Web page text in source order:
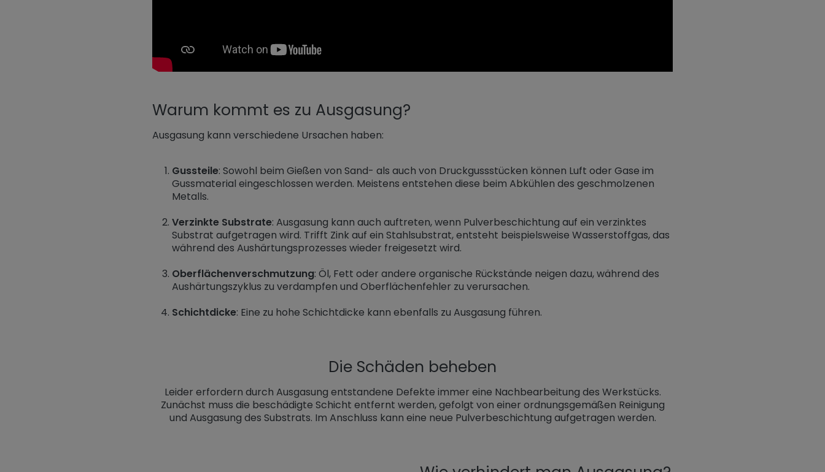
Warum kommt es zu Ausgasung?
Ausgasung kann verschiedene Ursachen haben:
Gussteile: Sowohl beim Gießen von Sand- als auch von Druckgussstücken können Luft oder Gase im
Gussmaterial eingeschlossen werden. Meistens entstehen diese beim Abkühlen des geschmolzenen
Metalls.
Verzinkte Substrate: Ausgasung kann auch auftreten, wenn Pulverbeschichtung auf ein verzinktes
Substrat aufgetragen wird. Trifft Zink auf ein Stahlsubstrat, entsteht beispielsweise Wasserstoffgas, das
während des Aushärtungsprozesses wieder freigesetzt wird.
Oberflächenverschmutzung: Öl, Fett oder andere organische Rückstände neigen dazu, während des
Aushärtungszyklus zu verdampfen und Oberflächenfehler zu verursachen.
Schichtdicke: Eine zu hohe Schichtdicke kann ebenfalls zu Ausgasung führen.
Die Schäden beheben
Leider erfordern durch Ausgasung entstandene Defekte immer eine Nachbearbeitung des Werkstücks.
Zunächst muss die beschädigte Schicht entfernt werden, gefolgt von einer ordnungsgemäßen Reinigung
und Ausgasung des Substrats. Im Anschluss kann eine neue Pulverbeschichtung aufgetragen werden.